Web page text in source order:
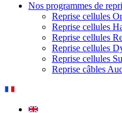
Nos programmes de
Reprise cellules
Reprise cellules
Reprise cellules
Reprise cellules
Reprise cellules
Reprise câbles